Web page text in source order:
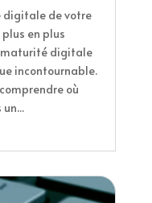
digitale de votre
en plus
maturité digitale
incontournable.
où